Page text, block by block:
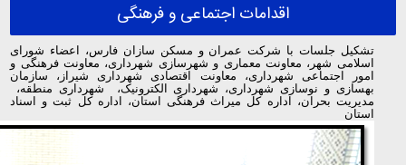
اقدامات اجتماعی و فرهنگی
تشکیل جلسات با شرکت عمران و مسکن سازان فارس، اعضاء شورای
اسلامی شهر، معاونت معماری و شهرسازی شهرداری، معاونت فرهنگی و
امور اجتماعی شهرداری،
معاونت اقتصادی شهرداری شیراز، سازمان
بهسازی و نوسازی شهرداری، شهرداری الکترونیک، شهرداری منطقه،
مدیریت بحران، اداره کل میراث فرهنگی استان، اداره کل ثبت و اسناد
استان